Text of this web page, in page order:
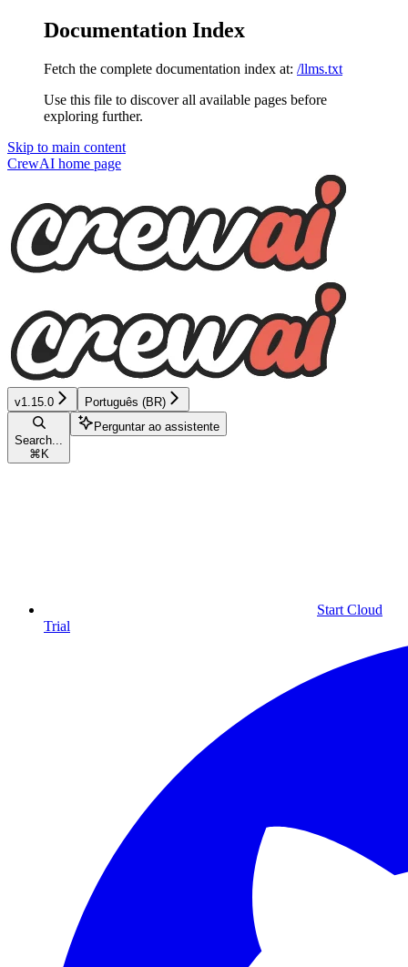
Documentation Index
Fetch the complete documentation index at: /llms.txt
Use this file to discover all available pages before
exploring further.
Skip to main content
CrewAI home page
v1.15.0 Português (BR)
Search...
⌘ K
Perguntar ao assistente
Start Cloud
Trial